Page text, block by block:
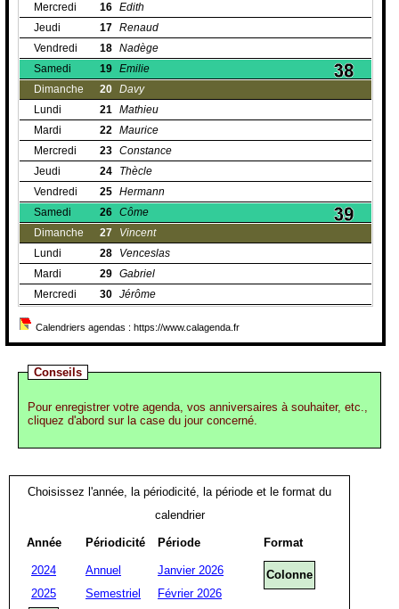
Mercredi
16 Edith
Jeudi
17 Renaud
Vendredi
18 Nadège
Samedi
19 Emilie
Dimanche
20 Davy
Lundi
21 Mathieu
Mardi
22 Maurice
Mercredi
23 Constance
Jeudi
24
Thècle
Vendredi
25 Hermann
Samedi
26 Côme
Dimanche
27
Vincent
Lundi
28
Venceslas
Mardi
29 Gabriel
Mercredi
30 Jérôme
Calendriers agendas : https://www.calagenda.fr
Conseils
Pour enregistrer votre agenda, vos anniversaires à souhaiter, etc.,
cliquez d'abord sur la case du jour concerné.
Choisissez l'année, la périodicité, la période et le format du
calendrier
Année
2024
2025
Périodicité
Annuel
Semestriel
Période
Janvier 2026
Février 2026
Format
Colonne